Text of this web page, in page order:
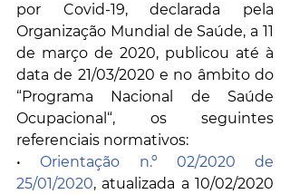
por Covid-19, declarada pela
Organização Mundial de Saúde, a 11
de março de 2020, publicou até à
data de 21/03/2020 e no âmbito do
“Programa Nacional de Saúde
Ocupacional“, os seguintes
referenciais normativos:
• Orientação n.º 02/2020 de
25/01/2020, atualizada a 10/02/2020